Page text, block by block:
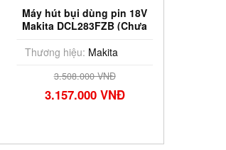
Máy hút bụi dùng pin 18V
Makita DCL283FZB (Chưa
Thương hiệu: Makita
3.508.000 VNĐ
3.157.000 VNĐ